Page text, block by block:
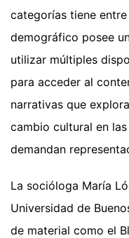
categorías tiene
demográfico posee
utilizar múltiples
para acceder al
narrativas que
cambio cultural en
demandan
La socióloga María
Universidad de
de material como el